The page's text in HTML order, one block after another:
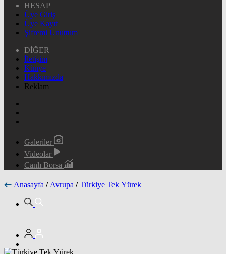
HESAP
Üye Giriş
Üye Kayıt
Şifremi Unuttum
DİĞER
İletişim
Künye
Hakkımızda
Reklam
Galeriler
Videolar
Canlı Borsa
Anasayfa / Avrupa / Türkiye Tek Yürek